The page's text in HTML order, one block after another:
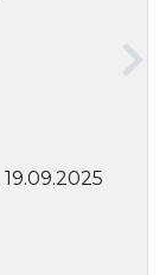
19.09.2025